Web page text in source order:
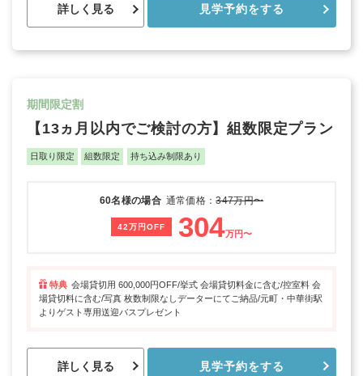
詳しく見る 見学予約をする
期間限定割
【13ヵ月以内でご検討の方】組数限定プラン
日取り限定 組数限定 持ち込み制限あり
60名様の場合 通常価格：347万円〜
42万円OFF 304万円〜
特典 会場貸切用 600,000円OFF/挙式 会場貸切料金に含む/控室料 会
場貸切料に含む/写真 枚数制限なしデーターにてご納品/元町・中華街駅
よりゲスト専用送迎バスプレゼント
詳しく見る 見学予約をする